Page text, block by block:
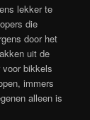
lekker te
die
door het
uit de
bikkels
immers
alleen is